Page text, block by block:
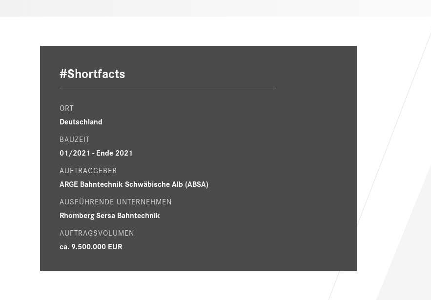
#Shortfacts
ORT
Deutschland
BAUZEIT
01/2021 - Ende 2021
AUFTRAGGEBER
ARGE Bahntechnik Schwäbische Alb (ABSA)
AUSFÜHRENDE UNTERNEHMEN
Rhomberg Sersa Bahntechnik
AUFTRAGSVOLUMEN
ca. 9.500.000 EUR